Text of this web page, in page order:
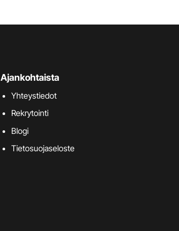
Ajankohtaista
Yhteystiedot
Rekrytointi
Blogi
Tietosuojaseloste